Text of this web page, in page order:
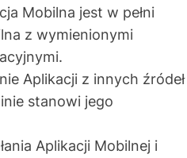
Mobilna jest w pełni
z wymienionymi
Aplikacji z innych źródeł
stanowi jego
Aplikacji Mobilnej i